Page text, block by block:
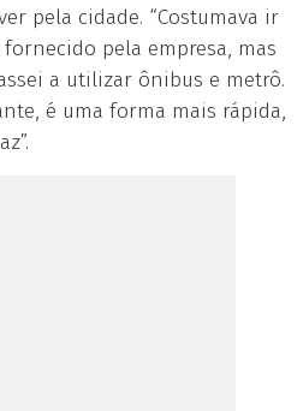
pela cidade. “Costumava ir
pela empresa, mas
a utilizar ônibus e metrô.
é uma forma mais rápida,